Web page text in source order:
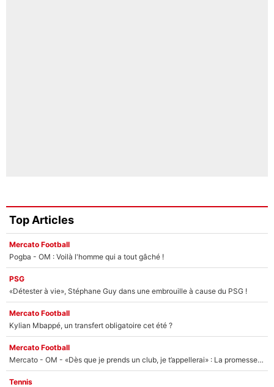
Top Articles
Mercato Football
Pogba - OM : Voilà l'homme qui a tout gâché !
PSG
«Détester à vie», Stéphane Guy dans une embrouille à cause du PSG !
Mercato Football
Kylian Mbappé, un transfert obligatoire cet été ?
Mercato Football
Mercato - OM - «Dès que je prends un club, je t’appellerai» : La promesse de Marcelino au moment de claquer la porte
Tennis